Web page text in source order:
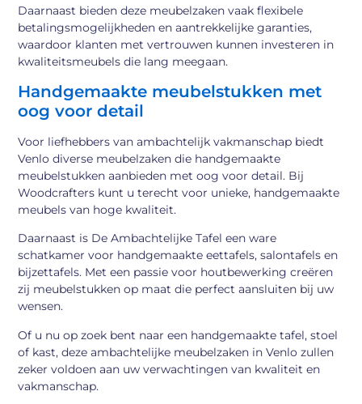
Daarnaast bieden deze meubelzaken vaak flexibele
betalingsmogelijkheden en aantrekkelijke garanties,
waardoor klanten met vertrouwen kunnen investeren in
kwaliteitsmeubels die lang meegaan.
Handgemaakte meubelstukken met
oog voor detail
Voor liefhebbers van ambachtelijk vakmanschap biedt
Venlo diverse meubelzaken die handgemaakte
meubelstukken aanbieden met oog voor detail. Bij
Woodcrafters kunt u terecht voor unieke, handgemaakte
meubels van hoge kwaliteit.
Daarnaast is De Ambachtelijke Tafel een ware
schatkamer voor handgemaakte eettafels, salontafels en
bijzettafels. Met een passie voor houtbewerking creëren
zij meubelstukken op maat die perfect aansluiten bij uw
wensen.
Of u nu op zoek bent naar een handgemaakte tafel, stoel
of kast, deze ambachtelijke meubelzaken in Venlo zullen
zeker voldoen aan uw verwachtingen van kwaliteit en
vakmanschap.